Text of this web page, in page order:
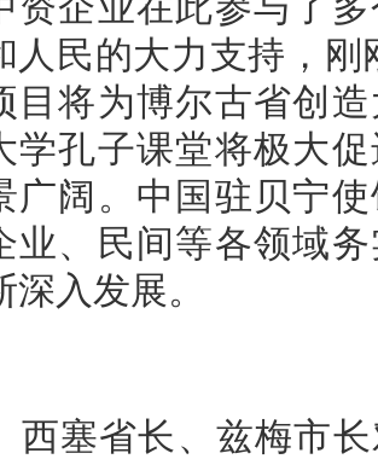
人民的大力支持，
目将为博尔古省创
学孔子课堂将极大
广阔。中国驻贝宁
业、民间等各领域
深入发展。
西塞省长、兹梅市